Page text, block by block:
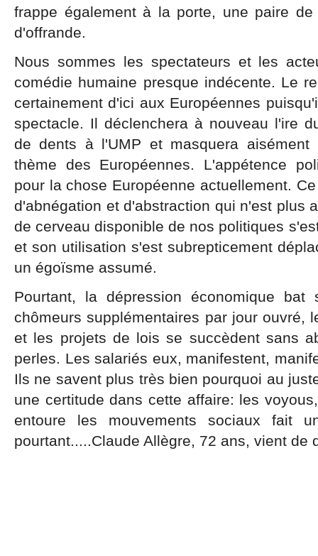
frappe également à la porte, une paire
d'offrande.
Nous sommes les spectateurs et les
comédie humaine presque indécente. Le
certainement d'ici aux Européennes
spectacle. Il déclenchera à nouveau l'ire
de dents à l'UMP et masquera
thème des Européennes. L'appétence
pour la chose Européenne actuellement.
d'abnégation et d'abstraction qui n'est plus
de cerveau disponible de nos politiques
et son utilisation s'est subrepticement
un égoïsme assumé.
Pourtant, la dépression économique
chômeurs supplémentaires par jour ouvré,
et les projets de lois se succèdent sans
perles. Les salariés eux, manifestent,
Ils ne savent plus très bien pourquoi au
une certitude dans cette affaire: les
entoure les mouvements sociaux fait
pourtant.....Claude Allègre, 72 ans, vient de